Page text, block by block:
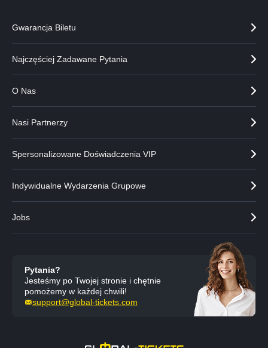
Gwarancja Biletu
Najczęściej Zadawane Pytania
O Nas
Nasi Partnerzy
Spersonalizowane Doświadczenia VIP
Indywidualne Wydarzenia Grupowe
Jobs
Pytania?
Jesteśmy po Twojej stronie i chętnie
pomożemy w każdej chwili!
support@global-tickets.com